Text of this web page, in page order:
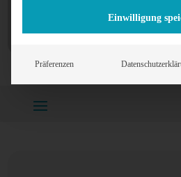
Einwilligung
Präferenzen